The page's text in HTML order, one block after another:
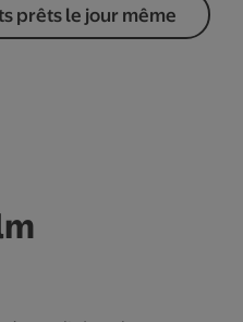
prêts le jour même